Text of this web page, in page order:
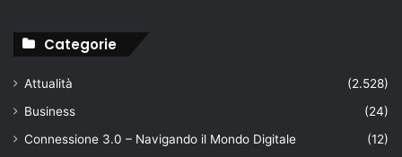
Categorie
Attualità
(2.528)
Business
(24)
Connessione 3.0 – Navigando il Mondo Digitale
(12)